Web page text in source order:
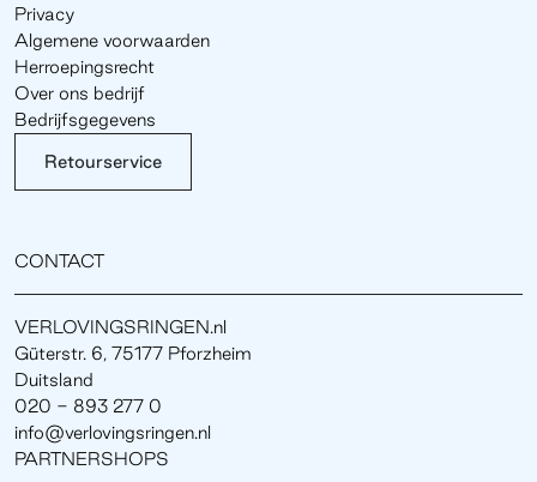
Privacy
Algemene voorwaarden
Herroepingsrecht
Over ons bedrijf
Bedrijfsgegevens
Retourservice
CONTACT
VERLOVINGSRINGEN.nl
Güterstr. 6, 75177 Pforzheim
Duitsland
020 - 893 277 0
info@verlovingsringen.nl
PARTNERSHOPS